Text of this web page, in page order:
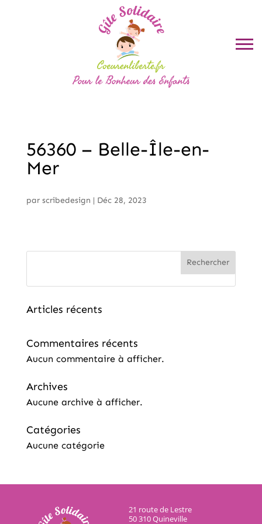
56360 – Belle-Île-en-
Mer
par scribedesign | Déc 28, 2023
Rechercher
Articles récents
Commentaires récents
Aucun commentaire à afficher.
Archives
Aucune archive à afficher.
Catégories
Aucune catégorie
21 route de Lestre
50 310 Quineville